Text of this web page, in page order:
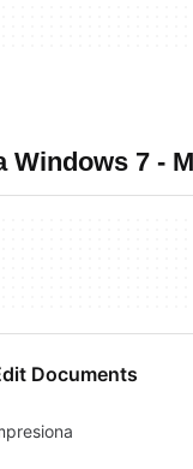
Windows 7 -
Documents